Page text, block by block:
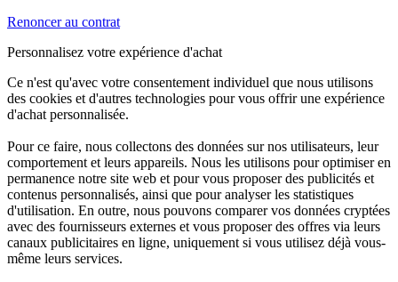
Renoncer au contrat
Personnalisez votre expérience d'achat
Ce n'est qu'avec votre consentement individuel que nous utilisons
des cookies et d'autres technologies pour vous offrir une expérience
d'achat personnalisée.
Pour ce faire, nous collectons des données sur nos utilisateurs, leur
comportement et leurs appareils. Nous les utilisons pour optimiser en
permanence notre site web et pour vous proposer des publicités et
contenus personnalisés, ainsi que pour analyser les statistiques
d'utilisation. En outre, nous pouvons comparer vos données cryptées
avec des fournisseurs externes et vous proposer des offres via leurs
canaux publicitaires en ligne, uniquement si vous utilisez déjà vous-
même leurs services.